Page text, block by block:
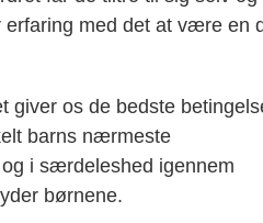
med det at være en
giver os de bedste
barns nærmeste
i særdeleshed igennem
børnene.